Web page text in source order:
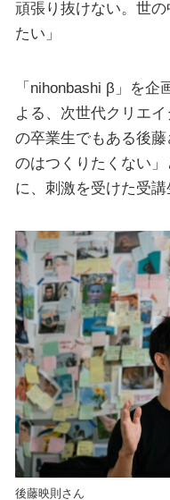
頑張り抜けない。世
たい」
「nihonbashi β」を
よる、次世代クリエイ
の卒業生でもある後
のはつくりたくない
に、刺激を受けた受講
後藤映則さん